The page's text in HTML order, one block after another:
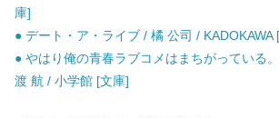
庫]
● デート・ア・ライブ / 橘 公司 / KADOKAWA
● やはり俺の青春ラブコメはまちがっている
渡 航 / 小学館 [文庫]